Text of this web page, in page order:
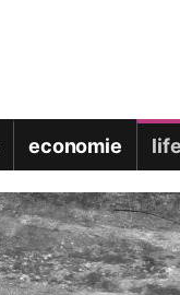
economie life